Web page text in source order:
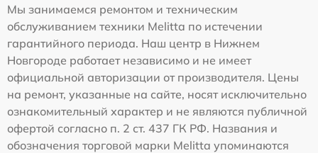
Мы занимаемся ремонтом и техническим
обслуживанием техники Melitta по истечении
гарантийного периода. Наш центр в Нижнем
Новгороде работает независимо и не имеет
официальной авторизации от производителя. Цены
на ремонт, указанные на сайте, носят исключительно
ознакомительный характер и не являются публичной
офертой согласно п. 2 ст. 437 ГК РФ. Названия и
обозначения торговой марки Melitta упоминаются